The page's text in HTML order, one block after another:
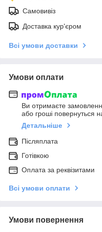
Самовивіз
Доставка кур'єром
Всі умови доставки
Умови оплати
Ви отримаєте
або гроші повернуться
Детальніше
Післяплата
Готівкою
Оплата за реквізитами
Всі умови оплати
Умови повернення